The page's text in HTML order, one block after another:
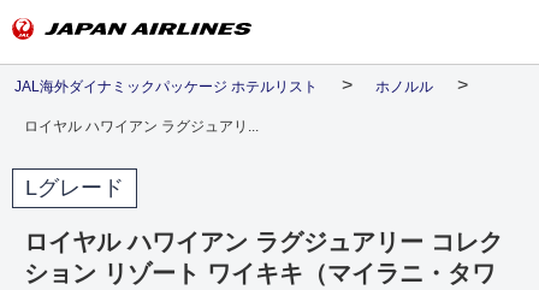
JAL海外ダイナミックパッケージ ホテルリスト ホノルル
ロイヤル ハワイアン ラグジュアリ...
Lグレード
ロイヤル ハワイアン ラグジュアリー コレク
ション リゾート ワイキキ（マイラニ・タワ